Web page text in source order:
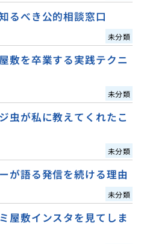
るべき公的相談窓口
未分類
敷を卒業する実践テクニ
未分類
虫が私に教えてくれたこ
未分類
が語る発信を続ける理由
未分類
屋敷インスタを見てしま